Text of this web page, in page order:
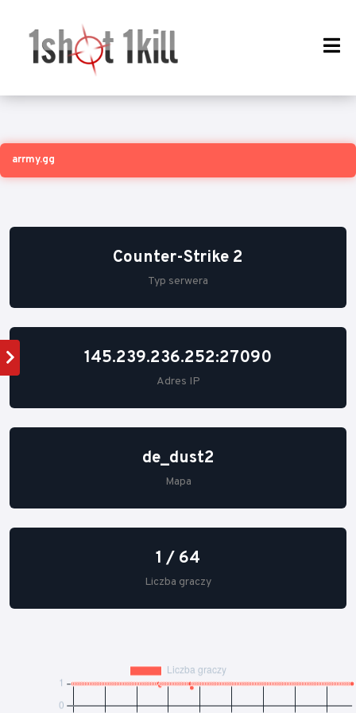
arrmy.gg
Counter-Strike 2
Typ serwera
145.239.236.252:27090
Adres IP
de_dust2
Mapa
1 / 64
Liczba graczy